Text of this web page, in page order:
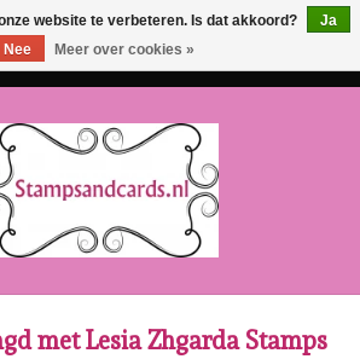
GBP
met Lesia Zhgarda Stamps
website te verbeteren. Is dat akkoord?
Ja
Nee
Meer over cookies »